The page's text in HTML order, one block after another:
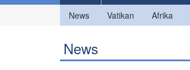
News Vatikan Afrika
News